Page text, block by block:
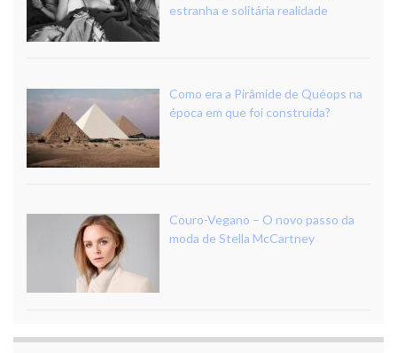
estranha e solitária realidade
Como era a Pirâmide de Quéops na
época em que foi construída?
Couro-Vegano – O novo passo da
moda de Stella McCartney